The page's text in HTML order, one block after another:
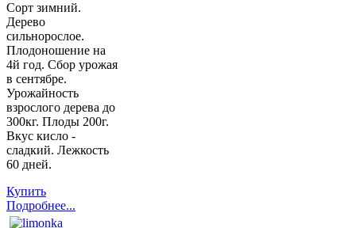
Сорт зимний.
Дерево
сильнорослое.
Плодоношение на
4й год. Сбор урожая
в сентябре.
Урожайность
взрослого дерева до
300кг. Плоды 200г.
Вкус кисло -
сладкий. Лежкость
60 дней.
Купить
Подробнее...